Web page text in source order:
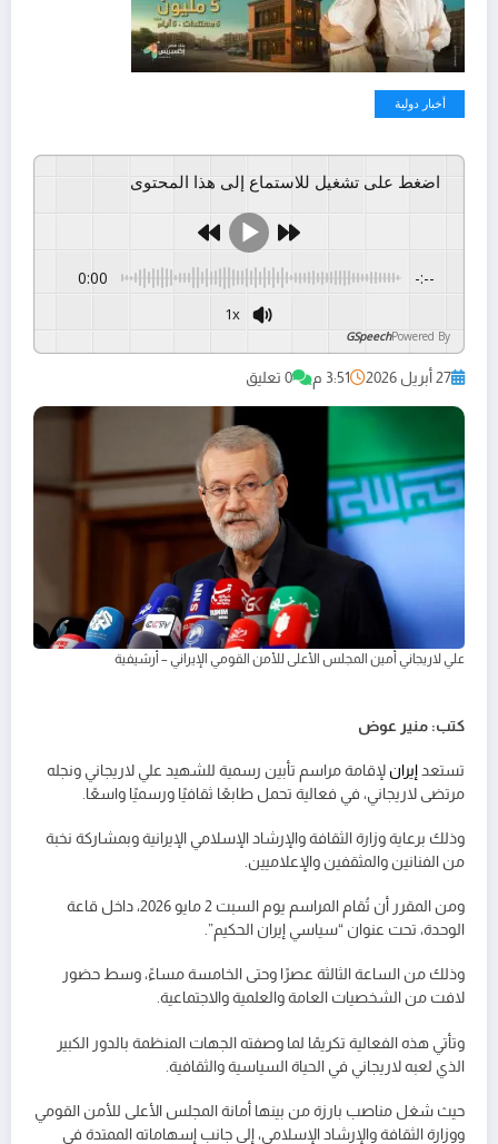
أخبار دولية
اضغط على تشغيل للاستماع إلى هذا المحتوى
0:00 -:--
1x
Powered By
GSpeech
27 أبريل 2026 3:51 م 0 تعليق
علي لاريجاني أمين المجلس الأعلى للأمن القومي الإيراني – أرشيفية
كتب: منير عوض
تستعد إيران لإقامة مراسم تأبين رسمية للشهيد علي لاريجاني ونجله
مرتضى لاريجاني، في فعالية تحمل طابعًا ثقافيًا ورسميًا واسعًا.
وذلك برعاية وزارة الثقافة والإرشاد الإسلامي الإيرانية وبمشاركة نخبة
من الفنانين والمثقفين والإعلاميين.
ومن المقرر أن تُقام المراسم يوم السبت 2 مايو 2026، داخل قاعة
الوحدة، تحت عنوان “سياسي إيران الحكيم”.
وذلك من الساعة الثالثة عصرًا وحتى الخامسة مساءً، وسط حضور
لافت من الشخصيات العامة والعلمية والاجتماعية.
وتأتي هذه الفعالية تكريمًا لما وصفته الجهات المنظمة بالدور الكبير
الذي لعبه لاريجاني في الحياة السياسية والثقافية.
حيث شغل مناصب بارزة من بينها أمانة المجلس الأعلى للأمن القومي
ووزارة الثقافة والإرشاد الإسلامي، إلى جانب إسهاماته الممتدة في